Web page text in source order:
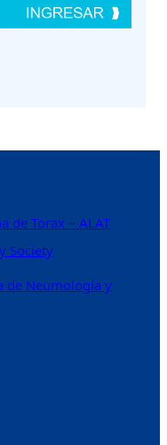
de Torax – ALAT
Society
de Neumología y